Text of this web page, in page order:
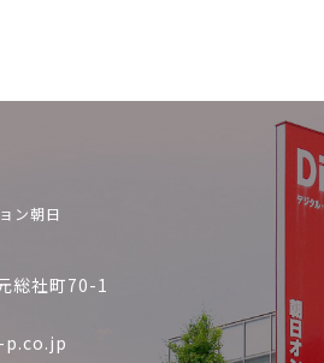
ン朝日
総社町70-1
p.co.jp